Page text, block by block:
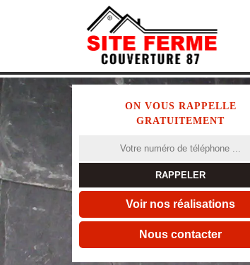
ON VOUS RAPPELLE
GRATUITEMENT
Voir nos réalisations
Nous contacter